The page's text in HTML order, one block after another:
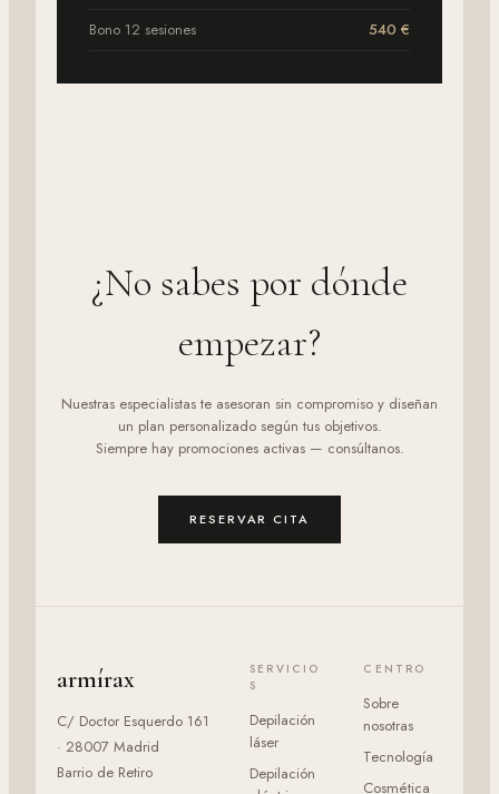
Bono 12 sesiones
540 €
¿No sabes por dónde
empezar?
Nuestras especialistas te asesoran sin compromiso y diseñan
un plan personalizado según tus objetivos.
Siempre hay promociones activas — consúltanos.
RESERVAR CITA
armírax
C/ Doctor Esquerdo 161
· 28007 Madrid
Barrio de Retiro
SERVICIO
S
Depilación
láser
Depilación
CENTRO
Sobre
nosotras
Tecnología
Cosmética